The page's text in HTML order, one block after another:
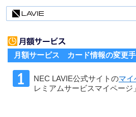
月額サービス カード情報の変更
NEC LAVIE公式サイトのマイ
レミアムサービスマイページ